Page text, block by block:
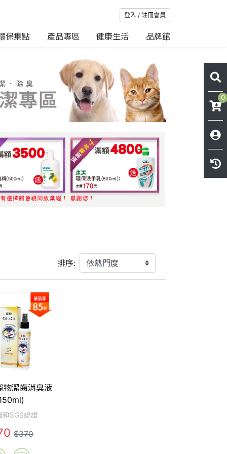
登入 / 註冊會員
保集點 產品專區 健康生活 品牌館
0
排序:
物潔齒消臭液
和SGS認證
$370